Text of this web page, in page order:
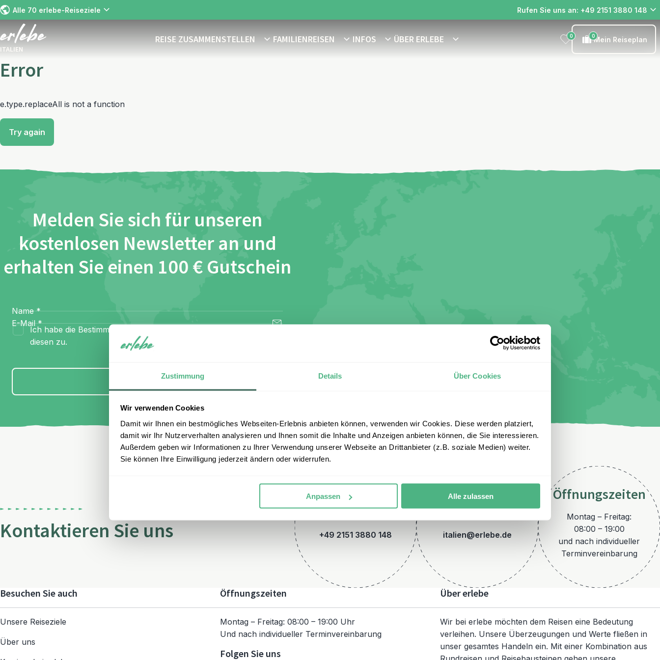
Zustimmung Details Über Cookies
Wir verwenden Cookies
Damit wir Ihnen ein bestmögliches Webseiten-Erlebnis anbieten können, verwenden wir Cookies. Diese werden platziert,
damit wir Ihr Nutzerverhalten analysieren und Ihnen somit die Inhalte und Anzeigen anbieten können, die Sie interessieren.
Außerdem geben wir Informationen zu Ihrer Verwendung unserer Webseite an Drittanbieter (z.B. soziale Medien) weiter.
Sie können Ihre Einwilligung jederzeit ändern oder widerrufen.
Anpassen Alle zulassen
Alle 70 erlebe-Reiseziele Rufen Sie uns an: +49 2151 3880 148
ITALIEN
REISE ZUSAMMENSTELLEN FAMILIENREISEN INFOS ÜBER ERLEBE 0 0Mein Reiseplan
Error
e.type.replaceAll is not a function
Try again
Melden Sie sich für unseren
kostenlosen Newsletter an und
erhalten Sie einen 100 € Gutschein
Name *
E-Mail *
Ich habe die Bestimmungen zum
diesen zu.
Anmelden
Kontaktieren Sie uns
Telefon
+49 2151 3880 148
E-Mail
italien@erlebe.de
Öffnungszeiten
Montag – Freitag:
08:00 – 19:00
und nach individueller
Terminvereinbarung
Besuchen Sie auch
Unsere Reiseziele
Über uns
Öffnungszeiten
Montag – Freitag: 08:00 – 19:00 Uhr
Und nach individueller Terminvereinbarung
Folgen Sie uns
Über erlebe
Wir bei erlebe möchten dem Reisen eine Bedeutung
verleihen. Unsere Überzeugungen und Werte fließen in
unser gesamtes Handeln ein. Mit einer Kombination aus